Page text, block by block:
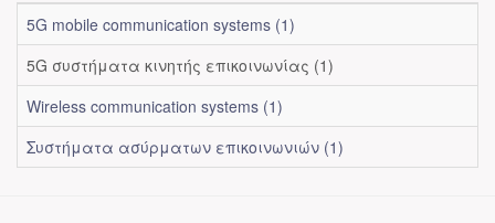
5G mobile communication systems (1)
5G συστήματα κινητής επικοινωνίας (1)
Wireless communication systems (1)
Συστήματα ασύρματων επικοινωνιών (1)